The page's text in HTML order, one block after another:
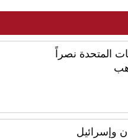
المتحدة نصراً
وإسرائيل